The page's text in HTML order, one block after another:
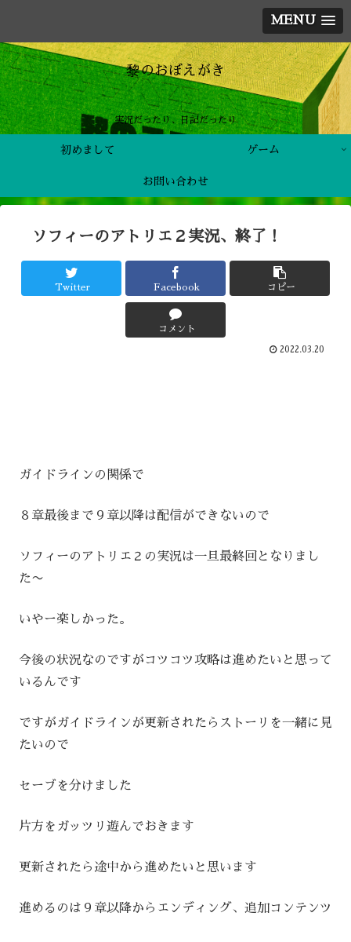
MENU
黎のおぼえがき
実況だったり、日記だったり
初めまして ゲーム
お問い合わせ
ソフィーのアトリエ２実況、終了！
Twitter Facebook コピー
コメント
2022.03.20
ガイドラインの関係で
８章最後まで９章以降は配信ができないので
ソフィーのアトリエ２の実況は一旦最終回となりまし
た〜
いやー楽しかった。
今後の状況なのですがコツコツ攻略は進めたいと思って
いるんです
ですがガイドラインが更新されたらストーリを一緒に見
たいので
セーブを分けました
片方をガッツリ遊んでおきます
更新されたら途中から進めたいと思います
進めるのは９章以降からエンディング、追加コンテンツ